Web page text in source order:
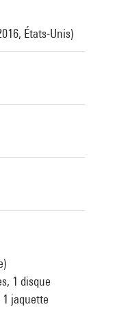
États-Unis)
1 disque
jaquette